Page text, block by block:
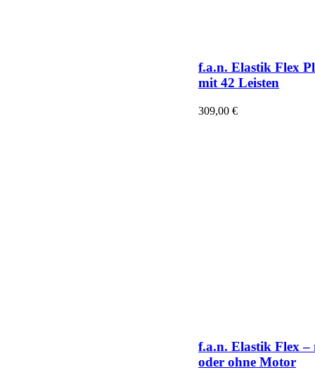
f.a.n. Elastik Flex
mit 42 Leisten
309,00 €
f.a.n. Elastik Flex –
oder ohne Motor